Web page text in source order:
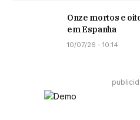
Onze mortos e
em Espanha
10/07/26 - 10:14